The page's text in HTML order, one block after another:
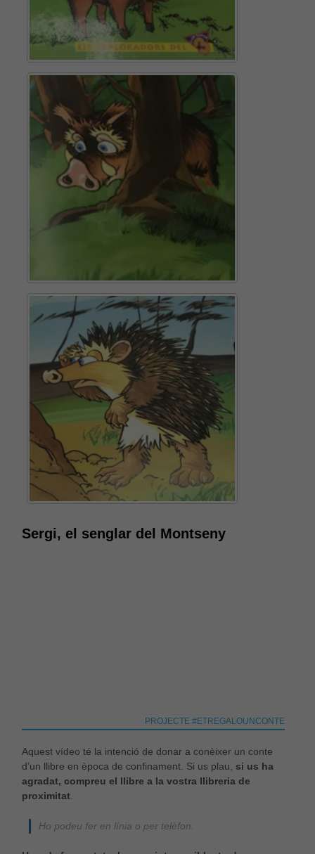
Sergi, el senglar del Montseny
És possible que la vostra configuració us impedeixi
veure aquest contingut. El més probable és que
tinguis l'experiència desactivada.
PROJECTE #ETREGALOUNCONTE
Aquest vídeo té la intenció de donar a conèixer un conte
d’un llibre en època de confinament. Si us plau, si us ha
agradat, compreu el llibre a la vostra llibreria de
proximitat.
Ho podeu fer en línia o per telèfon.
són
són
necessàries
per al bon
Estadístiques